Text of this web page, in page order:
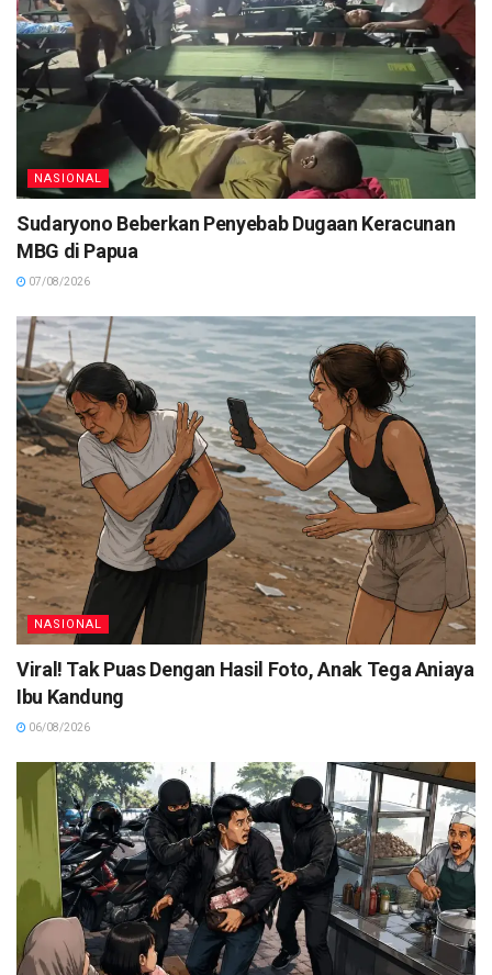
NASIONAL
Sudaryono Beberkan Penyebab Dugaan Keracunan
MBG di Papua
07/08/2026
NASIONAL
Viral! Tak Puas Dengan Hasil Foto, Anak Tega Aniaya
Ibu Kandung
06/08/2026